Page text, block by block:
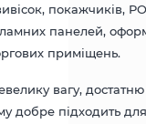
покажчиків,
панелей,
приміщень.
вагу, достатню
добре підходить